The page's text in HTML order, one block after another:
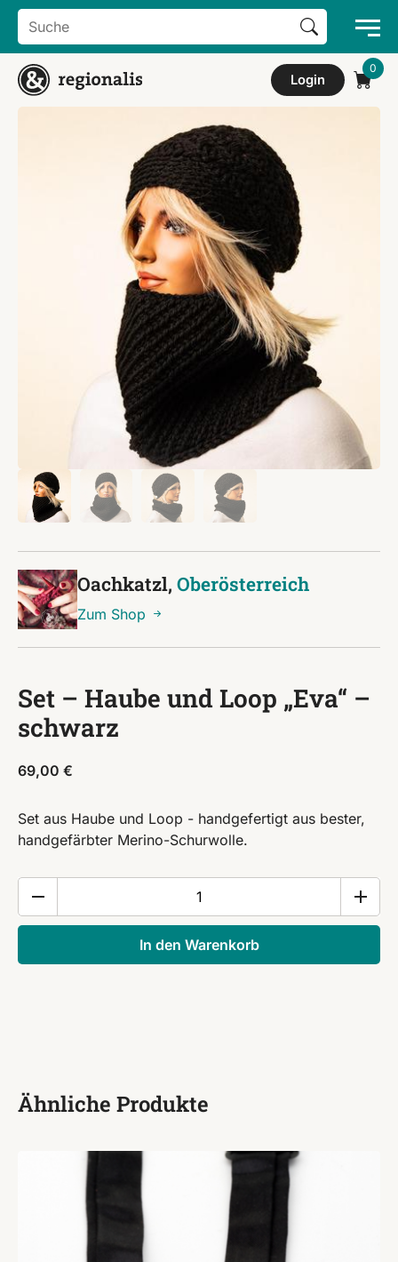
Search
for:
Search Button
Login
Oachkatzl, Oberösterreich
Zum Shop
Set – Haube und Loop „Eva“ –
schwarz
69,00 €
Set aus Haube und Loop - handgefertigt aus bester,
handgefärbter Merino-Schurwolle.
Haube
In den Warenkorb
Ähnliche Produkte